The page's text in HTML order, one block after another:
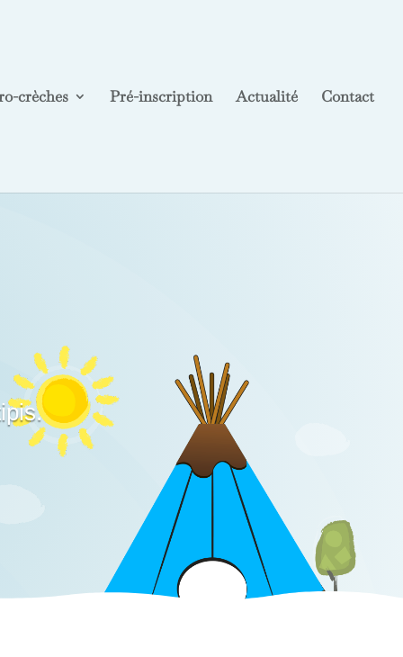
crèches Pré-inscription Actualité Contact